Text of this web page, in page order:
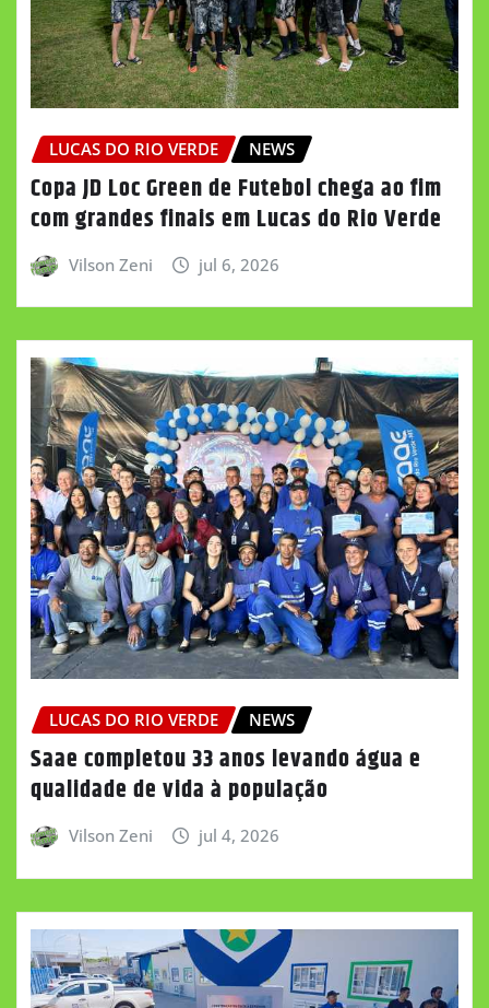
LUCAS DO RIO VERDE NEWS
Copa JD Loc Green de Futebol chega ao fim
com grandes finais em Lucas do Rio Verde
Vilson Zeni jul 6, 2026
LUCAS DO RIO VERDE NEWS
Saae completou 33 anos levando água e
qualidade de vida à população
Vilson Zeni jul 4, 2026